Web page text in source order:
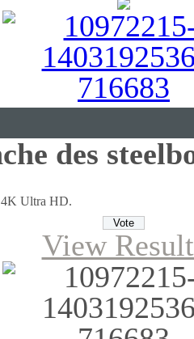
des
4K Ultra HD.
View